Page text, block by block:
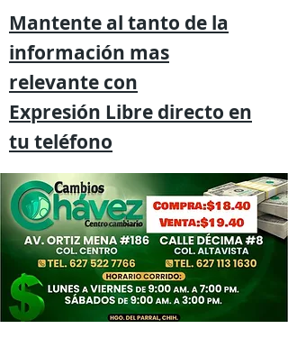
Mantente al tanto de la
información mas
relevante con
Expresión Libre directo en
tu teléfono